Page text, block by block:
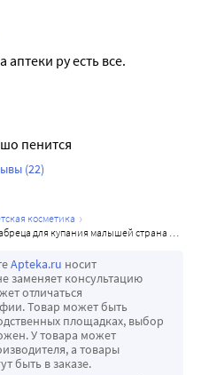
ру есть все.
пенится
(22)
косметика
купания малышей страна здравландия 250 мл
Apteka.ru носит
заменяет консультацию
отличаться
Товар может быть
площадках, выбор
У товара может
а товары
быть в заказе.